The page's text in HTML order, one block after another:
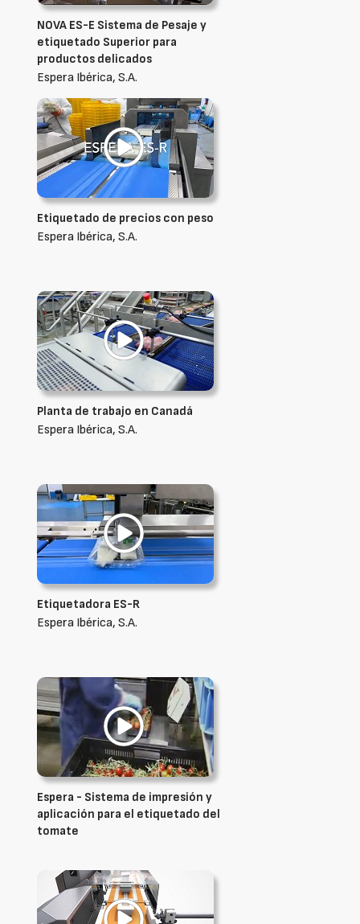
NOVA ES-E Sistema de Pesaje y
etiquetado Superior para
productos delicados
Espera Ibérica, S.A.
Etiquetado de precios con peso
Espera Ibérica, S.A.
Planta de trabajo en Canadá
Espera Ibérica, S.A.
Etiquetadora ES-R
Espera Ibérica, S.A.
Espera - Sistema de impresión y
aplicación para el etiquetado del
tomate